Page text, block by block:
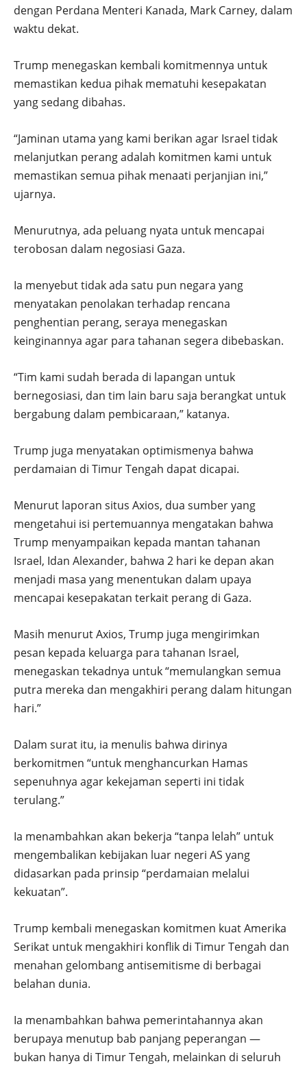
dengan Perdana Menteri Kanada, Mark Carney, dalam
waktu dekat.
Trump menegaskan kembali komitmennya untuk
memastikan kedua pihak mematuhi kesepakatan
yang sedang dibahas.
“Jaminan utama yang kami berikan agar Israel tidak
melanjutkan perang adalah komitmen kami untuk
memastikan semua pihak menaati perjanjian ini,”
ujarnya.
Menurutnya, ada peluang nyata untuk mencapai
terobosan dalam negosiasi Gaza.
Ia menyebut tidak ada satu pun negara yang
menyatakan penolakan terhadap rencana
penghentian perang, seraya menegaskan
keinginannya agar para tahanan segera dibebaskan.
“Tim kami sudah berada di lapangan untuk
bernegosiasi, dan tim lain baru saja berangkat untuk
bergabung dalam pembicaraan,” katanya.
Trump juga menyatakan optimismenya bahwa
perdamaian di Timur Tengah dapat dicapai.
Menurut laporan situs Axios, dua sumber yang
mengetahui isi pertemuannya mengatakan bahwa
Trump menyampaikan kepada mantan tahanan
Israel, Idan Alexander, bahwa 2 hari ke depan akan
menjadi masa yang menentukan dalam upaya
mencapai kesepakatan terkait perang di Gaza.
Masih menurut Axios, Trump juga mengirimkan
pesan kepada keluarga para tahanan Israel,
menegaskan tekadnya untuk “memulangkan semua
putra mereka dan mengakhiri perang dalam hitungan
hari.”
Dalam surat itu, ia menulis bahwa dirinya
berkomitmen “untuk menghancurkan Hamas
sepenuhnya agar kekejaman seperti ini tidak
terulang.”
Ia menambahkan akan bekerja “tanpa lelah” untuk
mengembalikan kebijakan luar negeri AS yang
didasarkan pada prinsip “perdamaian melalui
kekuatan”.
Trump kembali menegaskan komitmen kuat Amerika
Serikat untuk mengakhiri konflik di Timur Tengah dan
menahan gelombang antisemitisme di berbagai
belahan dunia.
Ia menambahkan bahwa pemerintahannya akan
berupaya menutup bab panjang peperangan —
bukan hanya di Timur Tengah, melainkan di seluruh